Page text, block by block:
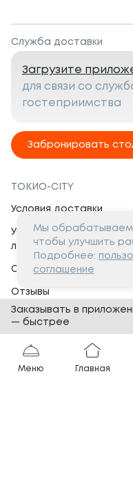
Служба доставки
Загрузите
для связи со
гостеприимства
Забронировать
ТОКИО-CITY
Условия доставки
Условия программы
лояльности
Сертификаты
Отзывы
Банкеты
Вопросы и ответы
Меню Главная
Мы обрабатываем
чтобы улучшить
Подробнее:
соглашение
Заказывать в
— быстрее